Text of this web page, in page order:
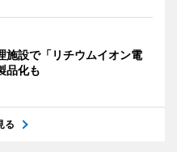
施設で「リチウムイオン電
品化も
る